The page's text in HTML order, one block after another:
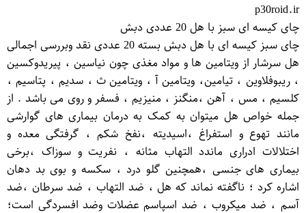
p30roid.ir
چای کیسه ای سبز با هل 20 عددی دبش
چای سبز کیسه ای با هل دبش بسته 20 عددی نقد وبررسی اجمالی
هل سرشار از ویتامین ها و مواد مغذی چون نیاسین ، پیریدوکسین
، ریبوفلاوین ، تیامین، ویتامین آ ، ویتامین ث ، سدیم ، پتاسیم ،
کلسیم ، مس ، آهن ،منگنز ، منیزیم ، فسفر و روی می باشد . از
جمله خواص هل میتوان به کمک به درمان بیماری های گوارشی
مانند تهوع و استفراغ ،اسیدیته ،نفخ شکم ، گرفتگی معده و
اختلالات ادراری ماندد التهاب مثانه ، نفریت و سوزاک ،برخی
بیماری های جنسی ،همچنین گلو درد ، سکسه و بوی بد دهان
اشاره کرد ؛ ناگفته نماند که هل ، ضد التهاب ، ضد سرطان ،ضد
آسم ، ضد میکروب ، ضد اسپاسم عضلات وضد افسردگی است؛